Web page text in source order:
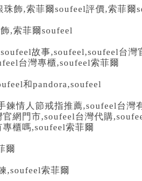
珠飾,索菲爾soufeel評價,索菲爾
,索菲爾soufeel
soufeel故事,soufeel,soufeel台灣
台灣專櫃,soufeel索菲爾
和pandora,soufeel
鍊情人節戒指推薦,soufeel台灣
官網門市,soufeel台灣代購
專櫃嗎,soufeel索菲爾
爾
,soufeel索菲爾